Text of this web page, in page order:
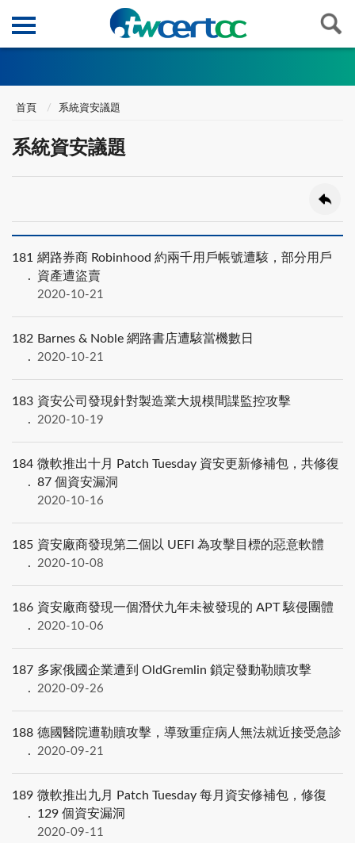
首頁 系統資安議題
系統資安議題
181 網路券商 Robinhood 約兩千用戶帳號遭駭，部分用戶
資產遭盜賣
2020-10-21
182 Barnes & Noble 網路書店遭駭當機數日
2020-10-21
183 資安公司發現針對製造業大規模間諜監控攻擊
2020-10-19
184 微軟推出十月 Patch Tuesday 資安更新修補包，共修復
87 個資安漏洞
2020-10-16
185 資安廠商發現第二個以 UEFI 為攻擊目標的惡意軟體
2020-10-08
186 資安廠商發現一個潛伏九年未被發現的 APT 駭侵團體
2020-10-06
187 多家俄國企業遭到 OldGremlin 鎖定發動勒贖攻擊
2020-09-26
188 德國醫院遭勒贖攻擊，導致重症病人無法就近接受急診
2020-09-21
189 微軟推出九月 Patch Tuesday 每月資安修補包，修復
129 個資安漏洞
2020-09-11